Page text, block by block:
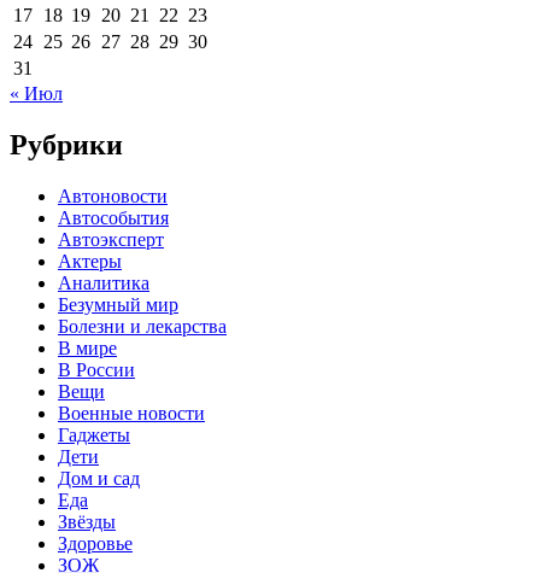
17 18 19 20 21 22 23
24 25 26 27 28 29 30
31
« Июл
Рубрики
Автоновости
Автособытия
Автоэксперт
Актеры
Аналитика
Безумный мир
Болезни и лекарства
В мире
В России
Вещи
Военные новости
Гаджеты
Дети
Дом и сад
Еда
Звёзды
Здоровье
ЗОЖ